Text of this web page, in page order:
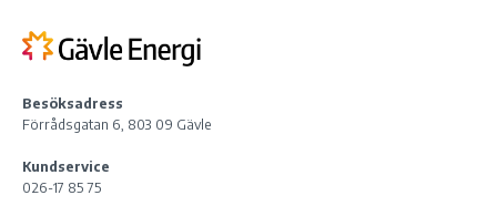
Besöksadress
Förrådsgatan 6, 803 09 Gävle
Kundservice
026-17 85 75